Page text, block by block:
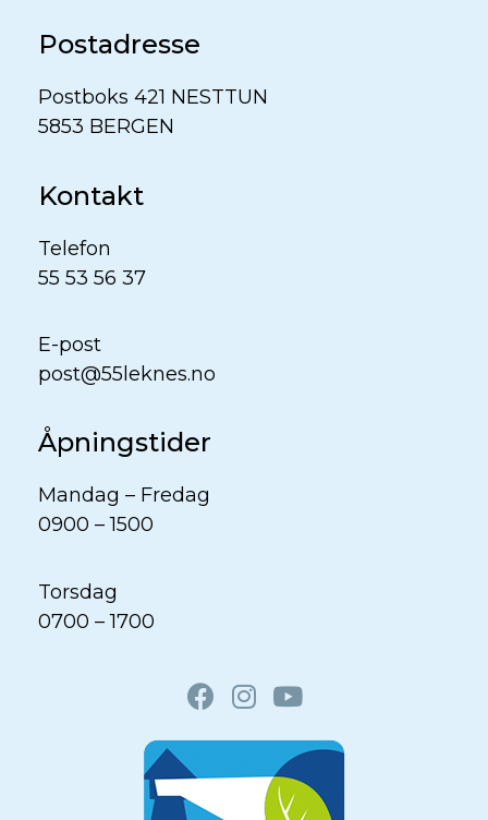
Postadresse
Postboks 421 NESTTUN
5853 BERGEN
Kontakt
Telefon
55 53 56 37
E-post
post@55leknes.no
Åpningstider
Mandag – Fredag
0900 – 1500
Torsdag
0700 – 1700